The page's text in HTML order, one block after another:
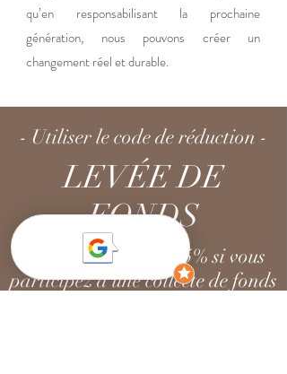
qu’en responsabilisant la prochaine
génération, nous pouvons créer un
changement réel et durable.
- Utiliser le code de réduction -
LEVÉE DE
FONDS
- Pour un rabais de 5% si vous
participez à une collecte de fonds